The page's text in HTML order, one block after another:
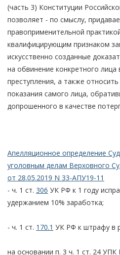
(часть 3) Конституции
позволяет - по смыслу,
правоприменительной
квалифицирующим признаком
искусственно созданные
на обвинение конкретного лица
преступления, а также
показания самого лица,
допрошенного в качестве
Апелляционное определение
уголовным делам Верховного
от 28.05.2019 N 33-АПУ19-11
- ч. 1 ст. 306 УК РФ к 1 году
удержанием 10% заработка;
- ч. 1 ст. 170.1 УК РФ к штрафу в
на основании п. 3 ч. 1 ст. 24